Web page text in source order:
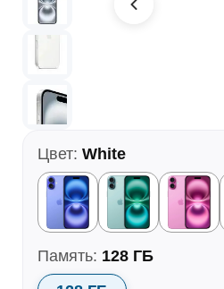
Цвет: White
Память: 128 ГБ